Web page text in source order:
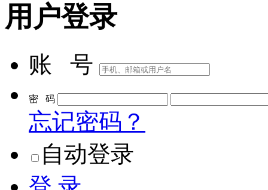
用户登录
账 号
密 码
忘记密码？
自动登录